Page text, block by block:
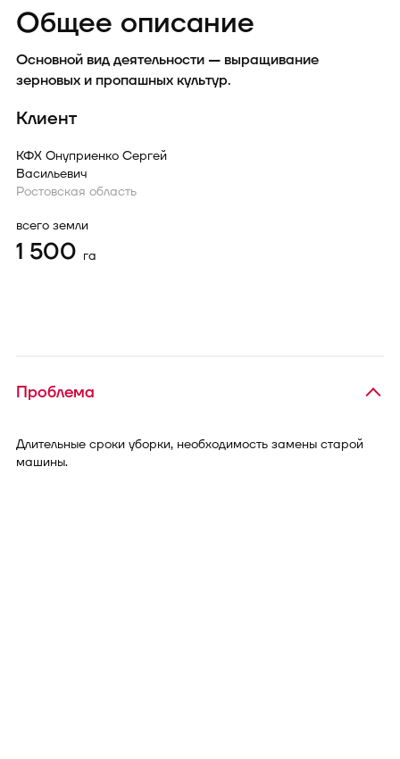
Общее описание
Основной вид деятельности — выращивание
зерновых и пропашных культур.
Клиент
КФХ Онуприенко Сергей
Васильевич
Ростовская область
всего земли
1 500 га
Проблема
Длительные сроки уборки, необходимость замены старой
машины.